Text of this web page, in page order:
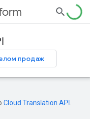
продаж
Cloud Translation API